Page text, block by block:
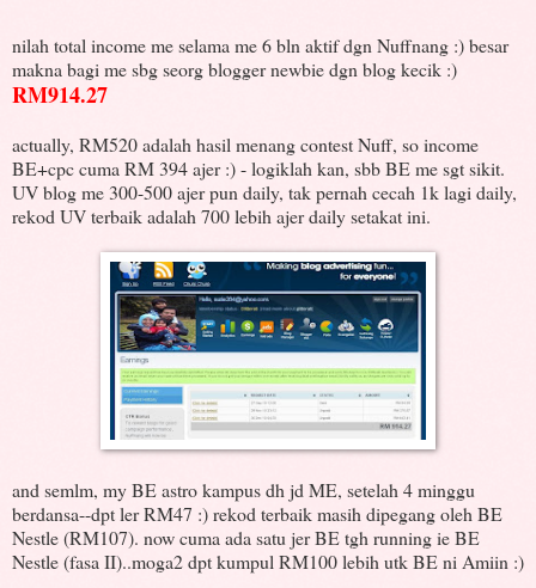
nilah total income me selama me 6 bln aktif dgn Nuffnang :) besar
makna bagi me sbg seorg blogger newbie dgn blog kecik :)
RM914.27
actually, RM520 adalah hasil menang contest Nuff, so income
BE+cpc cuma RM 394 ajer :) - logiklah kan, sbb BE me sgt sikit.
UV blog me 300-500 ajer pun daily, tak pernah cecah 1k lagi daily,
rekod UV terbaik adalah 700 lebih ajer daily setakat ini.
and semlm, my BE astro kampus dh jd ME, setelah 4 minggu
berdansa--dpt ler RM47 :) rekod terbaik masih dipegang oleh BE
Nestle (RM107). now cuma ada satu jer BE tgh running ie BE
Nestle (fasa II)..moga2 dpt kumpul RM100 lebih utk BE ni Amiin :)